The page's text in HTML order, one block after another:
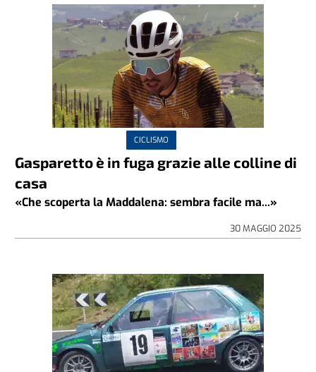
CICLISMO
Gasparetto è in fuga grazie alle colline di
casa
«Che scoperta la Maddalena: sembra facile ma...»
30 MAGGIO 2025